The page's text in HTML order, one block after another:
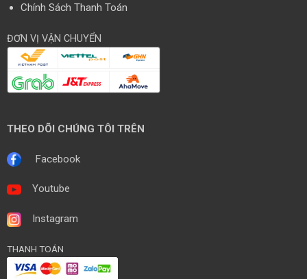
Chính Sách Thanh Toán
ĐƠN VỊ VẬN CHUYỂN
THEO DÕI CHÚNG TÔI TRÊN
Facebook
Youtube
Instagram
THANH TOÁN